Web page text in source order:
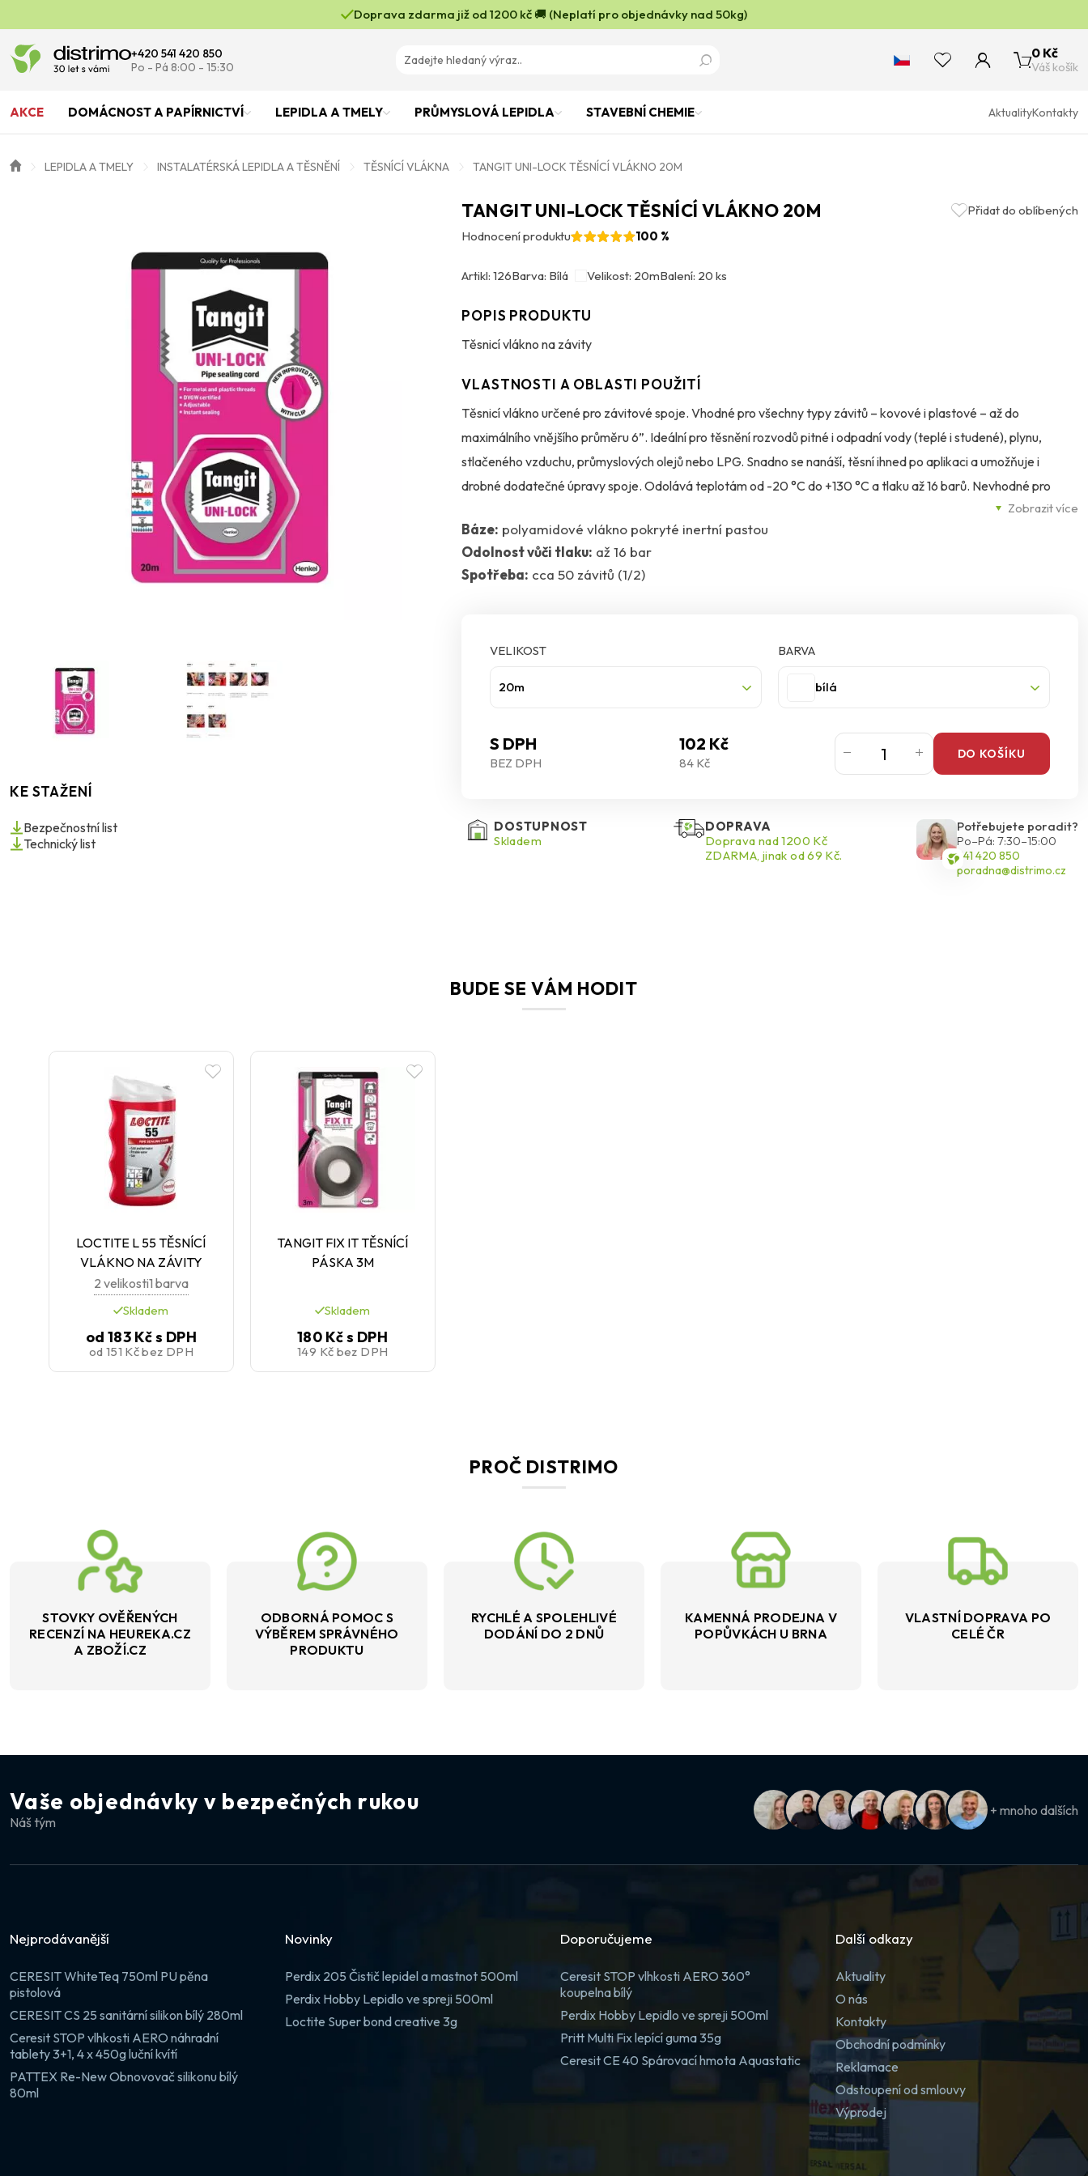
Doprava zdarma již od 1200 kč 🚚 (Neplatí pro objednávky nad 50kg)
+420 541 420 850
Po - Pá 8:00 - 15:30
0 Kč
Váš košík
AKCE DOMÁCNOST A PAPÍRNICTVÍ LEPIDLA A TMELY PRŮMYSLOVÁ LEPIDLA STAVEBNÍ CHEMIE AktualityKontakty
LEPIDLA A TMELY INSTALATÉRSKÁ LEPIDLA A TĚSNĚNÍ TĚSNÍCÍ VLÁKNA TANGIT UNI-LOCK TĚSNÍCÍ VLÁKNO 20M
TANGIT UNI-LOCK TĚSNÍCÍ VLÁKNO 20M
Přidat do oblíbených
Hodnocení produktu
100 %
Artikl: 126Barva: Bílá Velikost: 20mBalení: 20 ks
KE STAŽENÍ
Bezpečnostní list
Technický list
POPIS PRODUKTU
Těsnicí vlákno na závity
Zobrazit více
VLASTNOSTI A OBLASTI POUŽITÍ
Těsnicí vlákno určené pro závitové spoje. Vhodné pro všechny typy závitů – kovové i plastové – až do
maximálního vnějšího průměru 6”. Ideální pro těsnění rozvodů pitné i odpadní vody (teplé i studené), plynu,
stlačeného vzduchu, průmyslových olejů nebo LPG. Snadno se nanáší, těsní ihned po aplikaci a umožňuje i
drobné dodatečné úpravy spoje. Odolává teplotám od -20 °C do +130 °C a tlaku až 16 barů. Nevhodné pro
Báze: polyamidové vlákno pokryté inertní pastou
Odolnost vůči tlaku: až 16 bar
Spotřeba: cca 50 závitů (1/2)
VELIKOST
20m
BARVA
bílá
S DPH 102 Kč
BEZ DPH 84 Kč
DO KOŠÍKU
DOSTUPNOST
Skladem
DOPRAVA
Doprava nad 1200 Kč
ZDARMA, jinak od 69 Kč.
Potřebujete poradit?
Po–Pá: 7:30–15:00
541 420 850
poradna@distrimo.cz
BUDE SE VÁM HODIT
LOCTITE L 55 TĚSNÍCÍ
VLÁKNO NA ZÁVITY
2 velikosti1 barva
Skladem
od 183 Kčs DPH
od 151 Kčbez DPH
TANGIT FIX IT TĚSNÍCÍ
PÁSKA 3M
Skladem
180 Kčs DPH
149 Kč bez DPH
PROČ DISTRIMO
STOVKY OVĚŘENÝCH
RECENZÍ NA HEUREKA.CZ
A ZBOŽÍ.CZ
ODBORNÁ POMOC S
VÝBĚREM SPRÁVNÉHO
PRODUKTU
RYCHLÉ A SPOLEHLIVÉ
DODÁNÍ DO 2 DNŮ
KAMENNÁ PRODEJNA V
POPŮVKÁCH U BRNA
VLASTNÍ DOPRAVA PO
CELÉ ČR
Vaše objednávky v bezpečných rukou
Náš tým
+ mnoho dalších
Nejprodávanější
CERESIT WhiteTeq 750ml PU pěna
pistolová
CERESIT CS 25 sanitární silikon bílý 280ml
Ceresit STOP vlhkosti AERO náhradní
tablety 3+1, 4 x 450g luční kvítí
PATTEX Re-New Obnovovač silikonu bílý
80ml
Novinky
Perdix 205 Čistič lepidel a mastnot 500ml
Perdix Hobby Lepidlo ve spreji 500ml
Loctite Super bond creative 3g
Doporučujeme
Ceresit STOP vlhkosti AERO 360°
koupelna bílý
Perdix Hobby Lepidlo ve spreji 500ml
Pritt Multi Fix lepící guma 35g
Ceresit CE 40 Spárovací hmota Aquastatic
Další odkazy
Aktuality
O nás
Kontakty
Obchodní podmínky
Reklamace
Odstoupení od smlouvy
Výprodej